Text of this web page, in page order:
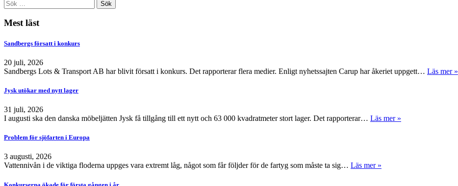
Mest läst
Sandbergs försatt i konkurs
20 juli, 2026
Sandbergs Lots & Transport AB har blivit försatt i konkurs. Det rapporterar flera medier. Enligt nyhetssajten Carup har åkeriet uppgett… Läs mer »
Jysk utökar med nytt lager
31 juli, 2026
I augusti ska den danska möbeljätten Jysk få tillgång till ett nytt och 63 000 kvadratmeter stort lager. Det rapporterar… Läs mer »
Problem för sjöfarten i Europa
3 augusti, 2026
Vattennivån i de viktiga floderna uppges vara extremt låg, något som får följder för de fartyg som måste ta sig… Läs mer »